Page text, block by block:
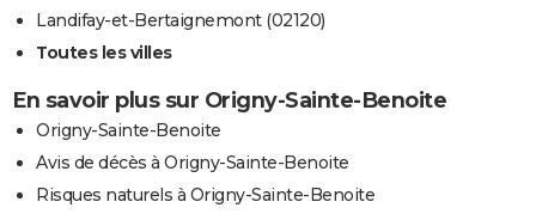
Landifay-et-Bertaignemont (02120)
Toutes les villes
En savoir plus sur Origny-Sainte-Benoite
Origny-Sainte-Benoite
Avis de décès à Origny-Sainte-Benoite
Risques naturels à Origny-Sainte-Benoite